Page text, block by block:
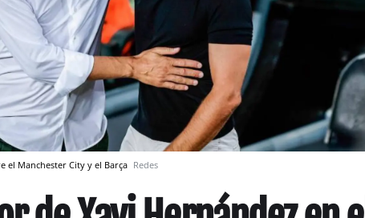
el Manchester City y el Barça Redes